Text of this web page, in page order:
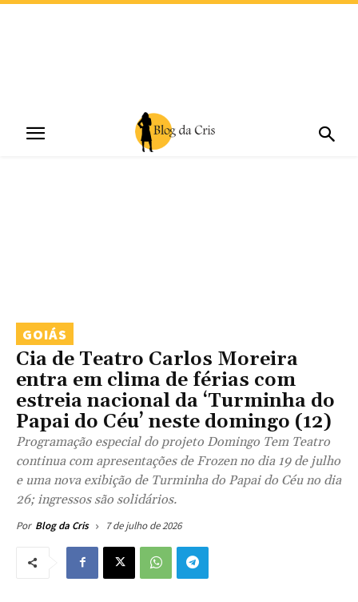
GOIÁS
Cia de Teatro Carlos Moreira
entra em clima de férias com
estreia nacional da ‘Turminha do
Papai do Céu’ neste domingo (12)
Programação especial do projeto Domingo Tem Teatro
continua com apresentações de Frozen no dia 19 de julho
e uma nova exibição de Turminha do Papai do Céu no dia
26; ingressos são solidários.
Por Blog da Cris 7 de julho de 2026